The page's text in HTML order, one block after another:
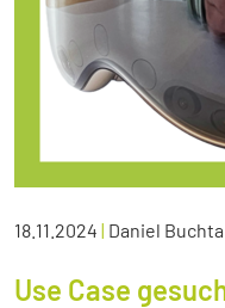
18.11.2024 | Daniel Buchta
Use Case